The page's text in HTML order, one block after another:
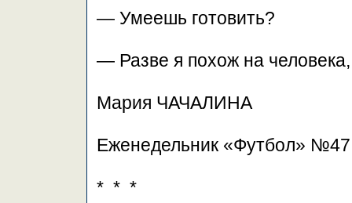
— Умеешь готовить?
— Разве я похож на
Мария ЧАЧАЛИНА
Еженедельник «Футбол»
* * *